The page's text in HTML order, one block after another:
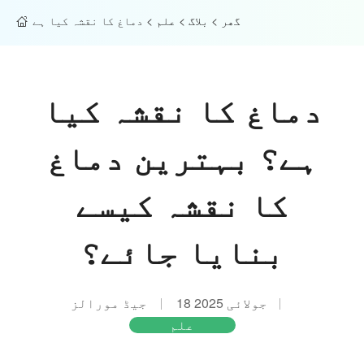
گھر > بلاگ > علم > دماغ کا نقشہ کیا ہے
دماغ کا نقشہ کیا
ہے؟ بہترین دماغ
کا نقشہ کیسے
بنایا جائے؟
جیڈ مورالز
18 جولائی 2025
علم